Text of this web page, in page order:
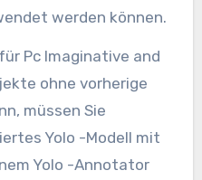
werden können.
Pc Imaginative and
ohne vorherige
müssen Sie
Yolo -Modell mit
Yolo -Annotator